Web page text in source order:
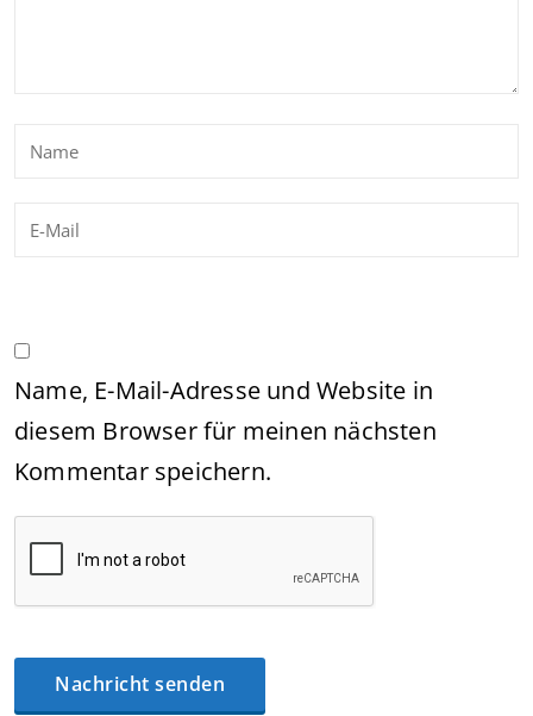
Name, E-Mail-Adresse und Website in
diesem Browser für meinen nächsten
Kommentar speichern.